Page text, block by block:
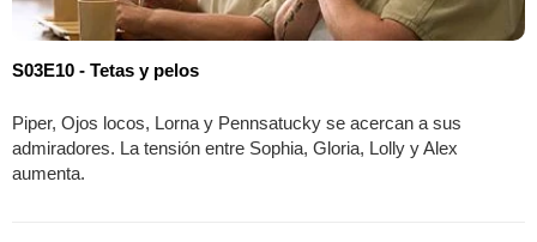
S03E10 - Tetas y pelos
Piper, Ojos locos, Lorna y Pennsatucky se acercan a sus
admiradores. La tensión entre Sophia, Gloria, Lolly y Alex
aumenta.